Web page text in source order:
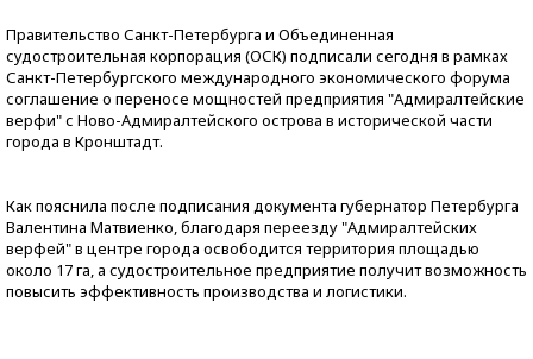
Правительство Санкт-Петербурга и Объединенная
судостроительная корпорация (ОСК) подписали сегодня в рамках
Санкт-Петербургского международного экономического форума
соглашение о переносе мощностей предприятия "Адмиралтейские
верфи" с Ново-Адмиралтейского острова в исторической части
города в Кронштадт.
Как пояснила после подписания документа губернатор Петербурга
Валентина Матвиенко, благодаря переезду "Адмиралтейских
верфей" в центре города освободится территория площадью
около 17 га, а судостроительное предприятие получит возможность
повысить эффективность производства и логистики.